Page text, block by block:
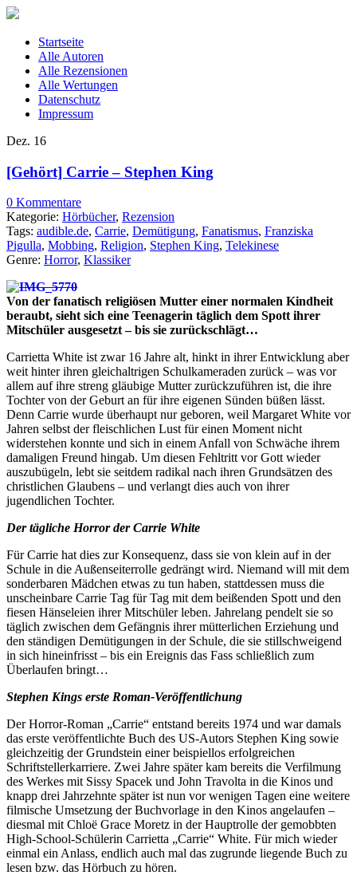
Startseite
Alle Autoren
Alle Rezensionen
Alle Wertungen
Datenschutz
Impressum
Dez. 16
[Gehört] Carrie – Stephen King
0 Kommentare
Kategorie: Hörbücher, Rezension
Tags: audible.de, Carrie, Demütigung, Fanatismus, Franziska
Pigulla, Mobbing, Religion, Stephen King, Telekinese
Genre: Horror, Klassiker
Von der fanatisch religiösen Mutter einer normalen Kindheit
beraubt, sieht sich eine Teenagerin täglich dem Spott ihrer
Mitschüler ausgesetzt – bis sie zurückschlägt…
Carrietta White ist zwar 16 Jahre alt, hinkt in ihrer Entwicklung aber
weit hinter ihren gleichaltrigen Schulkameraden zurück – was vor
allem auf ihre streng gläubige Mutter zurückzuführen ist, die ihre
Tochter von der Geburt an für ihre eigenen Sünden büßen lässt.
Denn Carrie wurde überhaupt nur geboren, weil Margaret White vor
Jahren selbst der fleischlichen Lust für einen Moment nicht
widerstehen konnte und sich in einem Anfall von Schwäche ihrem
damaligen Freund hingab. Um diesen Fehltritt vor Gott wieder
auszubügeln, lebt sie seitdem radikal nach ihren Grundsätzen des
christlichen Glaubens – und verlangt dies auch von ihrer
jugendlichen Tochter.
Der tägliche Horror der Carrie White
Für Carrie hat dies zur Konsequenz, dass sie von klein auf in der
Schule in die Außenseiterrolle gedrängt wird. Niemand will mit dem
sonderbaren Mädchen etwas zu tun haben, stattdessen muss die
unscheinbare Carrie Tag für Tag mit dem beißenden Spott und den
fiesen Hänseleien ihrer Mitschüler leben. Jahrelang pendelt sie so
täglich zwischen dem Gefängnis ihrer mütterlichen Erziehung und
den ständigen Demütigungen in der Schule, die sie stillschweigend
in sich hineinfrisst – bis ein Ereignis das Fass schließlich zum
Überlaufen bringt…
Stephen Kings erste Roman-Veröffentlichung
Der Horror-Roman „Carrie“ entstand bereits 1974 und war damals
das erste veröffentlichte Buch des US-Autors Stephen King sowie
gleichzeitig der Grundstein einer beispiellos erfolgreichen
Schriftstellerkarriere. Zwei Jahre später kam bereits die Verfilmung
des Werkes mit Sissy Spacek und John Travolta in die Kinos und
knapp drei Jahrzehnte später ist nun vor wenigen Tagen eine weitere
filmische Umsetzung der Buchvorlage in den Kinos angelaufen –
diesmal mit Chloë Grace Moretz in der Hauptrolle der gemobbten
High-School-Schülerin Carrietta „Carrie“ White. Für mich wieder
einmal ein Anlass, endlich auch mal das zugrunde liegende Buch zu
lesen bzw. das Hörbuch zu hören.